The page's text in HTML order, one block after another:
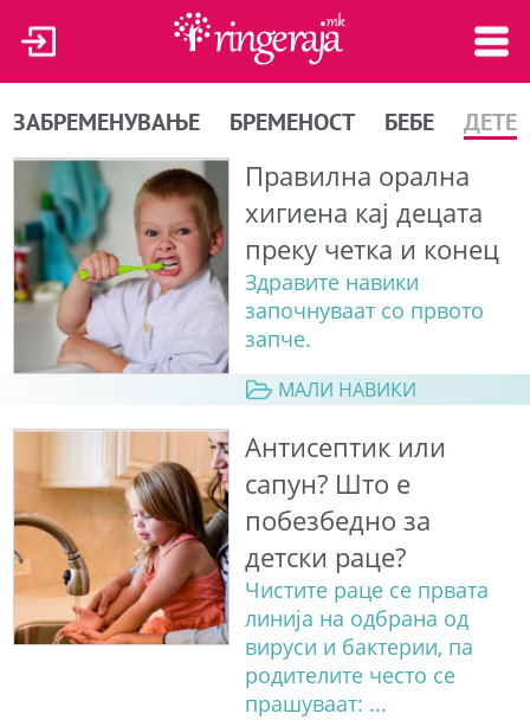
ЗАБРЕМЕНУВАЊЕ БРЕМЕНОСТ БЕБЕ ДЕТЕ
Правилна орална
хигиена кај децата
преку четка и конец
Здравите навики
започнуваат со првото
запче.
МАЛИ НАВИКИ
Антисептик или
сапун? Што е
побезбедно за
детски раце?
Чистите раце се првата
линија на одбрана од
вируси и бактерии, па
родителите често се
прашуваат: ...